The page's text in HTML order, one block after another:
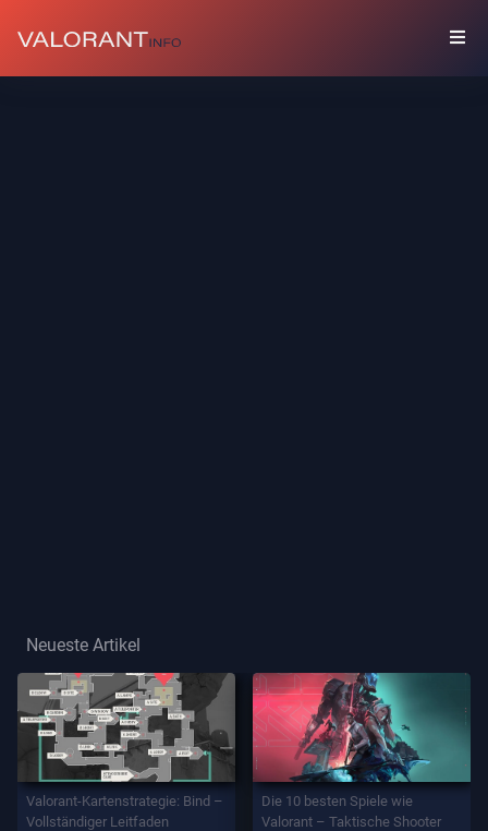
Waffen
Battlepass
Neueste Artikel
Valorant-Kartenstrategie: Bind –
Vollständiger Leitfaden
Die 10 besten Spiele wie
Valorant – Taktische Shooter